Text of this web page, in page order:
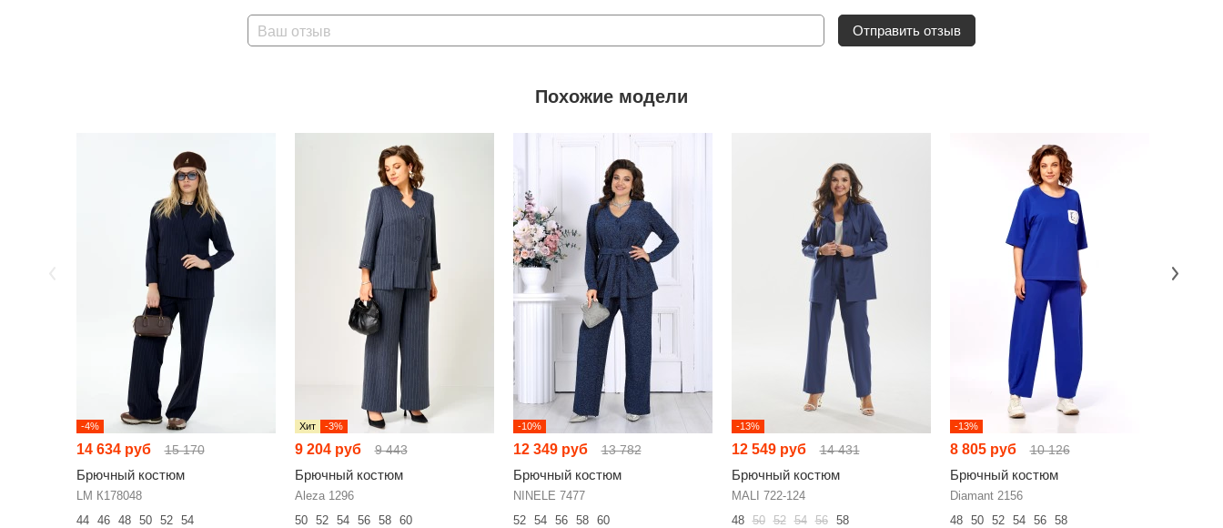
Ваш отзыв Отправить отзыв
Похожие модели
-4%
14 634 руб 15 170
Брючный костюм
LM К178048
44
46 48 50 52 54
Хит -3%
9 204 руб 9 443
Брючный костюм
Aleza 1296
50
52 54 56 58 60
-10%
12 349 руб 13 782
Брючный костюм
NINELE 7477
52
54 56 58 60
-13%
12 549 руб 14 431
Брючный костюм
MALI 722-124
48 50 52 54 56 58
-13%
8 805 руб 10 126
Брючный костюм
Diamant 2156
48
50 52 54 56 58